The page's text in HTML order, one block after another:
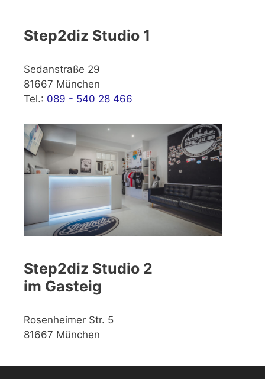
Step2diz Studio 1
Sedanstraße 29
81667 München
Tel.: 089 - 540 28 466
Step2diz Studio 2
im Gasteig
Rosenheimer Str. 5
81667 München